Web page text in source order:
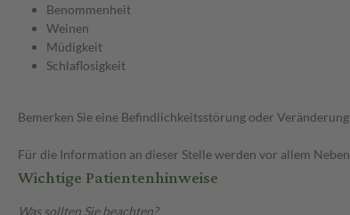
Benommenheit
Weinen
Müdigkeit
Schlaflosigkeit
Bemerken Sie eine Befindlichkeitsstörung oder
Für die Information an dieser Stelle werden vor allem
Wichtige Patientenhinweise
Was sollten Sie beachten?